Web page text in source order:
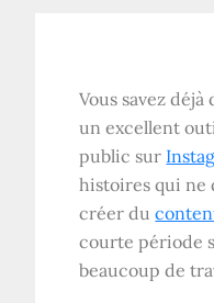
Vous savez déjà
un excellent
public sur
histoires qui ne
créer du
courte période
beaucoup de